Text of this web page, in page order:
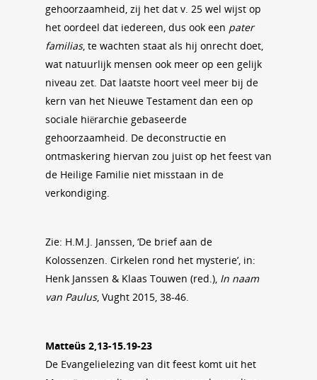
gehoorzaamheid, zij het dat v. 25 wel wijst op
het oordeel dat iedereen, dus ook een pater
familias, te wachten staat als hij onrecht doet,
wat natuurlijk mensen ook meer op een gelijk
niveau zet. Dat laatste hoort veel meer bij de
kern van het Nieuwe Testament dan een op
sociale hiërarchie gebaseerde
gehoorzaamheid. De deconstructie en
ontmaskering hiervan zou juist op het feest van
de Heilige Familie niet misstaan in de
verkondiging.
Zie: H.M.J. Janssen, ‘De brief aan de
Kolossenzen. Cirkelen rond het mysterie’, in:
Henk Janssen & Klaas Touwen (red.), In naam
van Paulus, Vught 2015, 38-46.
Matteüs 2,13-15.19-23
De Evangelielezing van dit feest komt uit het